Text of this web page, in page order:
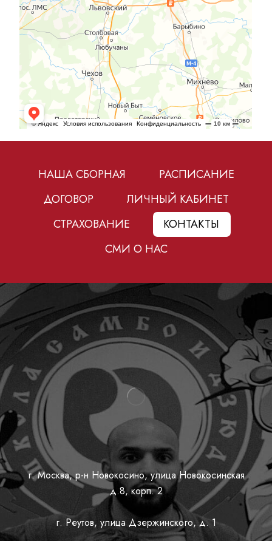
НАША СБОРНАЯ
РАСПИСАНИЕ
ДОГОВОР
ЛИЧНЫЙ КАБИНЕТ
СТРАХОВАНИЕ
КОНТАКТЫ
СМИ О НАС
г. Москва, р-н Новокосино, улица Новокосинская
д.8, корп. 2
г. Реутов, улица Дзержинского, д. 1